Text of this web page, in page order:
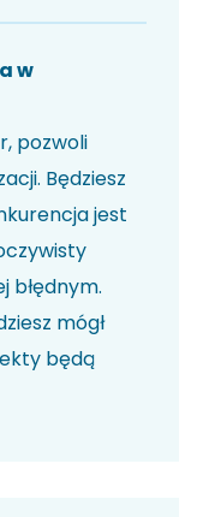
w
pozwoli
Będziesz
jest
błędnym.
mógł
będą